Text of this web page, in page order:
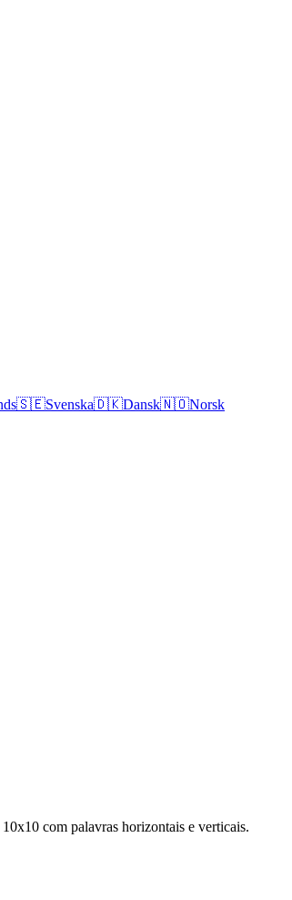
🇸🇪Svenska🇩🇰Dansk🇳🇴Norsk
com palavras horizontais e verticais.